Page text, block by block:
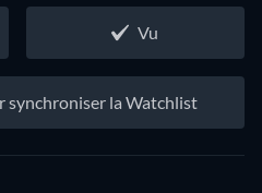
Vu
synchroniser la Watchlist